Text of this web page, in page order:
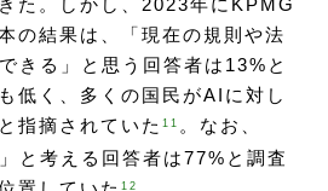
た。しかし、2023年にKPMG
の結果は、「現在の規則や法
きる」と思う回答者は13%と
低く、多くの国民がAIに対し
指摘されていた11 。なお、
と考える回答者は77%と調査
12